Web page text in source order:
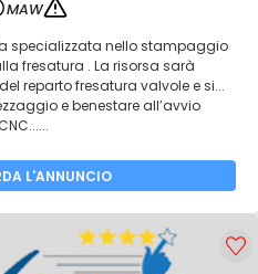
MAW
specializzata nello stampaggio
fresatura . La risorsa sarà
reparto fresatura valvole e si...
e benestare all’avvio
L'ANNUNCIO